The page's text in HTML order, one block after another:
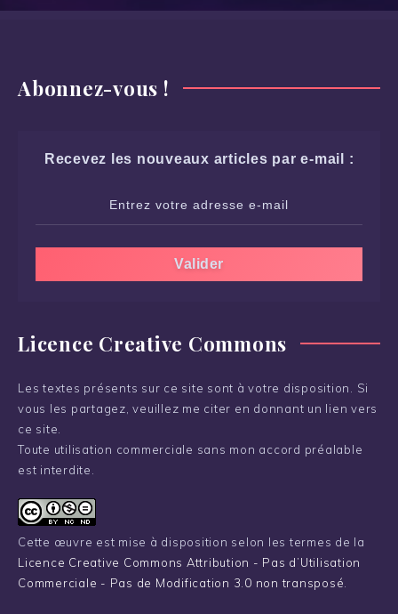
Abonnez-vous !
Recevez les nouveaux articles par e-mail :
Licence Creative Commons
Les textes présents sur ce site sont à votre disposition. Si
vous les partagez, veuillez me citer en donnant un lien vers
ce site.
Toute utilisation commerciale sans mon accord préalable
est interdite.
Cette œuvre est mise à disposition selon les termes de la
Licence Creative Commons Attribution - Pas d’Utilisation
Commerciale - Pas de Modification 3.0 non transposé